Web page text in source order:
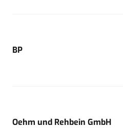
BP
Oehm und Rehbein GmbH